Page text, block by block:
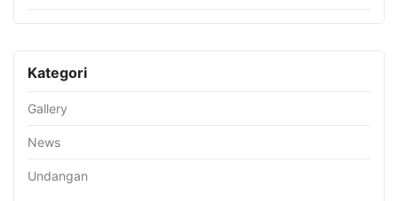
Kategori
Gallery
News
Undangan